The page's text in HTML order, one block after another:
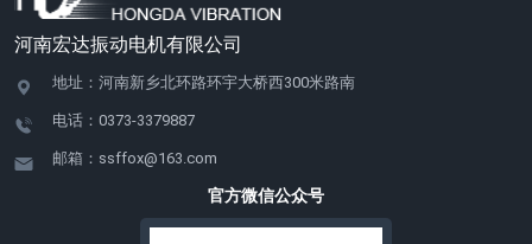
河南宏达振动电机有限公司
地址：河南新乡北环路环宇大桥西300米路南
电话：0373-3379887
邮箱：ssffox@163.com
官方微信公众号